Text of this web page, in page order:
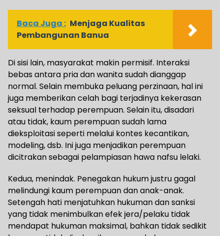
Baca Juga : Menjaga Kualitas
Pembangunan Banua
Di sisi lain, masyarakat makin permisif. Interaksi
bebas antara pria dan wanita sudah dianggap
normal. Selain membuka peluang perzinaan, hal ini
juga memberikan celah bagi terjadinya kekerasan
seksual terhadap perempuan. Selain itu, disadari
atau tidak, kaum perempuan sudah lama
dieksploitasi seperti melalui kontes kecantikan,
modeling, dsb. Ini juga menjadikan perempuan
dicitrakan sebagai pelampiasan hawa nafsu lelaki.
Kedua, menindak. Penegakan hukum justru gagal
melindungi kaum perempuan dan anak-anak.
Setengah hati menjatuhkan hukuman dan sanksi
yang tidak menimbulkan efek jera/pelaku tidak
mendapat hukuman maksimal, bahkan tidak sedikit